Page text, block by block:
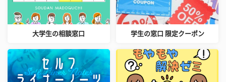
大学生の相談窓口 学生の窓口 限定クーポン